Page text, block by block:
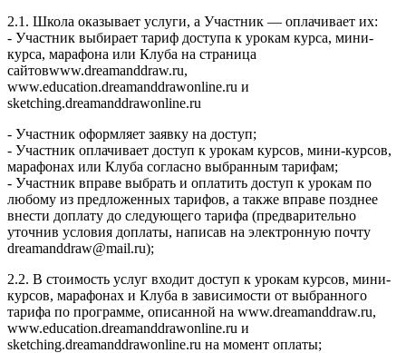
2.1. Школа оказывает услуги, а Участник — оплачивает их:
- Участник выбирает тариф доступа к урокам курса, мини-
курса, марафона или Клуба на страница
сайтовwww.dreamanddraw.ru,
www.education.dreamanddrawonline.ru и
sketching.dreamanddrawonline.ru
- Участник оформляет заявку на доступ;
- Участник оплачивает доступ к урокам курсов, мини-курсов,
марафонах или Клуба согласно выбранным тарифам;
- Участник вправе выбрать и оплатить доступ к урокам по
любому из предложенных тарифов, а также вправе позднее
внести доплату до следующего тарифа (предварительно
уточнив условия доплаты, написав на электронную почту
dreamanddraw@mail.ru);
2.2. В стоимость услуг входит доступ к урокам курсов, мини-
курсов, марафонах и Клуба в зависимости от выбранного
тарифа по программе, описанной на www.dreamanddraw.ru,
www.education.dreamanddrawonline.ru и
sketching.dreamanddrawonline.ru на момент оплаты;